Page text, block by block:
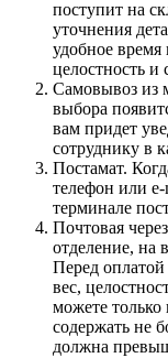
поступит на
уточнения
удобное время
целостность и
Самовывоз из
выбора
вам придет
сотруднику в
Постамат.
телефон или
терминале
Почтовая
отделение, на
Перед
вес,
можете
содержать не
должна